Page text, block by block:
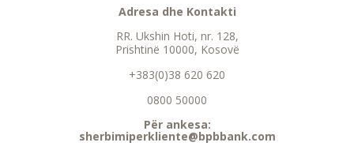
Adresa dhe Kontakti
RR. Ukshin Hoti, nr. 128,
Prishtinë 10000, Kosovë
+383(0)38 620 620
0800 50000
Për ankesa:
sherbimiperkliente@bpbbank.com